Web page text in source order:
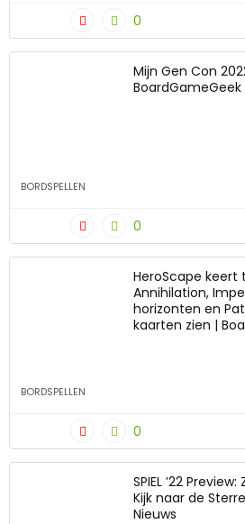
0
Mijn Gen Con
BoardGameGeek
BORDSPELLEN
0
HeroScape
Annihilation,
horizonten en
kaarten zien |
BORDSPELLEN
0
SPIEL ’22
Kijk naar de
Nieuws